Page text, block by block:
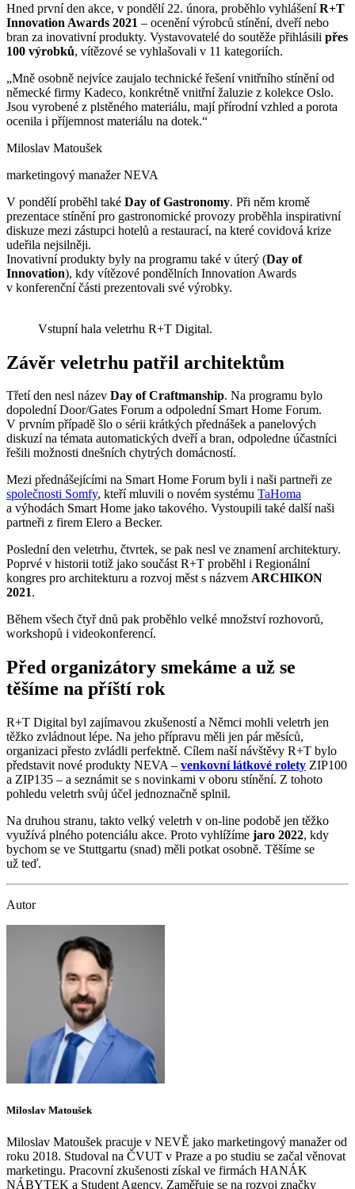
Hned první den akce, v pondělí 22. února, proběhlo vyhlášeníR+T
Innovation Awards 2021 – ocenění výrobců stínění, dveří nebo
bran za inovativní produkty. Vystavovatelé do soutěže přihlásili přes
100 výrobků, vítězové se vyhlašovali v 11 kategoriích.
„Mně osobně nejvíce zaujalo technické řešení vnitřního stínění od
německé firmy Kadeco, konkrétně vnitřní žaluzie z kolekce Oslo.
Jsou vyrobené z plstěného materiálu, mají přírodní vzhled a porota
ocenila i příjemnost materiálu na dotek.“
Miloslav Matoušek
marketingový manažer NEVA
V pondělí proběhl také Day of Gastronomy. Při něm kromě
prezentace stínění pro gastronomické provozy proběhla inspirativní
diskuze mezi zástupci hotelů a restaurací, na které covidová krize
udeřila nejsilněji.
Inovativní produkty byly na programu také v úterý (Day of
Innovation), kdy vítězové pondělních Innovation Awards
v konferenční části prezentovali své výrobky.
Vstupní hala veletrhu R+T Digital.
Závěr veletrhu patřil architektům
Třetí den nesl název Day of Craftmanship. Na programu bylo
dopolední Door/​Gates Forum a odpolední Smart Home Forum.
V prvním případě šlo o sérii krátkých přednášek a panelových
diskuzí na témata automatických dveří a bran, odpoledne účastníci
řešili možnosti dnešních chytrých domácností.
Mezi přednášejícími na Smart Home Forum byli i naši partneři ze
společnosti Somfy, kteří mluvili o novém systému TaHoma
a výhodách Smart Home jako takového. Vystoupili také další naši
partneři z firem Elero a Becker.
Poslední den veletrhu, čtvrtek, se pak nesl ve znamení architektury.
Poprvé v historii totiž jako součást R+T proběhl i Regionální
kongres pro architekturu a rozvoj měst s názvem ARCHIKON
2021.
Během všech čtyř dnů pak proběhlo velké množství rozhovorů,
workshopů i videokonferencí.
Před organizátory smekáme a už se
těšíme na příští rok
R+T Digital byl zajímavou zkušeností a Němci mohli veletrh jen
těžko zvládnout lépe. Na jeho přípravu měli jen pár měsíců,
organizaci přesto zvládli perfektně. Cílem naší návštěvy R+T bylo
představit nové produkty NEVA – venkovní látkové rolety ZIP100
a ZIP135 – a seznámit se s novinkami v oboru stínění. Z tohoto
pohledu veletrh svůj účel jednoznačně splnil.
Na druhou stranu, takto velký veletrh v on-line podobě jen těžko
využívá plného potenciálu akce. Proto vyhlížíme jaro 2022, kdy
bychom se ve Stuttgartu (snad) měli potkat osobně. Těšíme se
už teď.
Autor
Miloslav Matoušek
Miloslav Matoušek pracuje v NEVĚ jako marketingový manažer od
roku 2018. Studoval na ČVUT v Praze a po studiu se začal věnovat
marketingu. Pracovní zkušenosti získal ve firmách HANÁK
NÁBYTEK a Student Agency. Zaměřuje se na rozvoj značky